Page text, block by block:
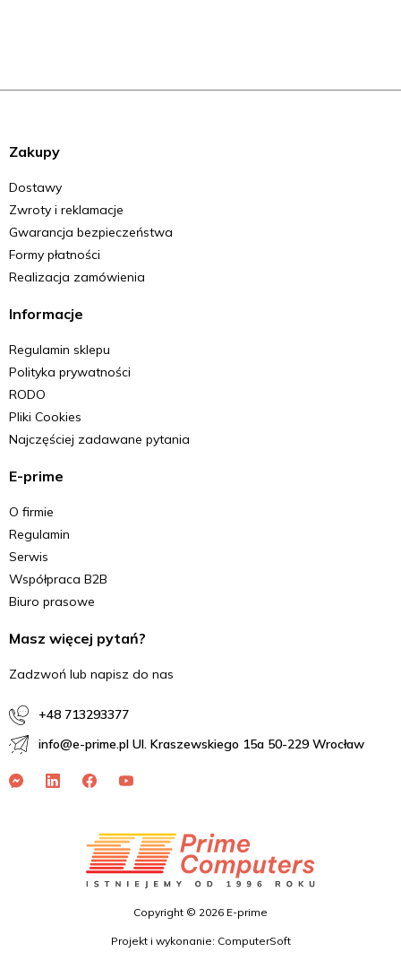
Zakupy
Dostawy
Zwroty i reklamacje
Gwarancja bezpieczeństwa
Formy płatności
Realizacja zamówienia
Informacje
Regulamin sklepu
Polityka prywatności
RODO
Pliki Cookies
Najczęściej zadawane pytania
E-prime
O firmie
Regulamin
Serwis
Współpraca B2B
Biuro prasowe
Masz więcej pytań?
Zadzwoń lub napisz do nas
+48 713293377
info@e-prime.pl Ul. Kraszewskiego 15a 50-229 Wrocław
Copyright © 2026 E-prime
Projekt i wykonanie: ComputerSoft